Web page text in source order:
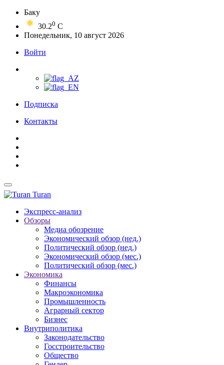
Баку
30.20 C
Понедельник, 10 август 2026
Войти
Подписка
Контакты
Turan
Экспресс-анализ
Обзоры
Медиа обозрение
Экономический обзор (нед.)
Политический обзор (нед.)
Экономический обзор (мес.)
Политический обзор (мес.)
Экономика
Финансы
Макроэкономика
Промышленность
Аграрный сектор
Бизнес
Внутриполитика
Законодательство
Госстроительство
Общество